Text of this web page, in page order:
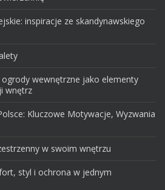
inspiracje ze skandynawskiego
wewnętrzne jako elementy
wnętrz
Kluczowe Motywacje, Wyzwania
w swoim wnętrzu
styl i ochrona w jednym